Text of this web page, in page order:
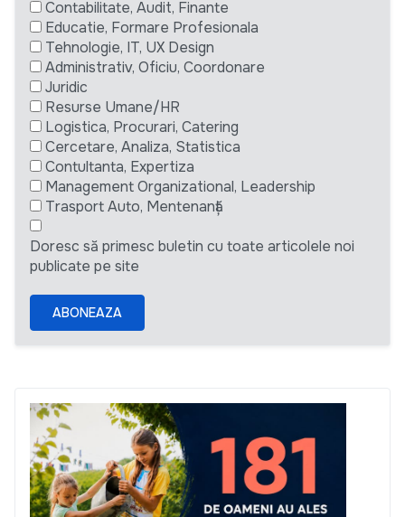
Contabilitate, Audit, Finante
Educatie, Formare Profesionala
Tehnologie, IT, UX Design
Administrativ, Oficiu, Coordonare
Juridic
Resurse Umane/HR
Logistica, Procurari, Catering
Cercetare, Analiza, Statistica
Contultanta, Expertiza
Management Organizational, Leadership
Trasport Auto, Mentenanță
Doresc să primesc buletin cu toate articolele noi
publicate pe site
ABONEAZA